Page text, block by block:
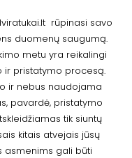
rūpinasi savo
duomenų saugumą.
metu yra reikalingi
ir pristatymo procesą.
ir nebus naudojama
pavardė, pristatymo
tik siuntų
kitais atvejais jūsų
asmenims gali būti